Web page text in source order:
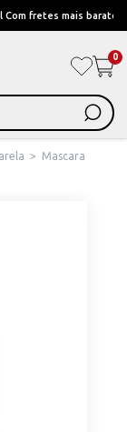
baratos
0
>
Mascara